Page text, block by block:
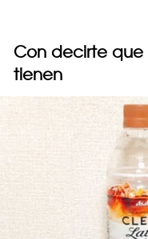
Con decirte
tienen